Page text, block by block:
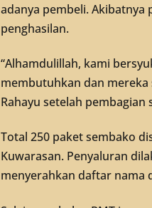
adanya pembeli.
penghasilan.
“Alhamdulillah, kami
membutuhkan dan mereka
Rahayu setelah pembagian
Total 250 paket sembako
Kuwarasan. Penyaluran
menyerahkan daftar nama